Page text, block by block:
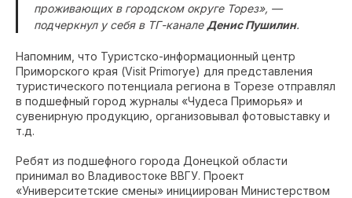
проживающих в городском округе Торез», —
подчеркнул у себя в ТГ-канале Денис Пушилин.
Напомним, что Туристско-информационный центр
Приморского края (Visit Primorye) для представления
туристического потенциала региона в Торезе отправлял
в подшефный город журналы «Чудеса Приморья» и
сувенирную продукцию, организовывал фотовыставку и
т.д.
Ребят из подшефного города Донецкой области
принимал во Владивостоке ВВГУ. Проект
«Университетские смены» инициирован Министерством